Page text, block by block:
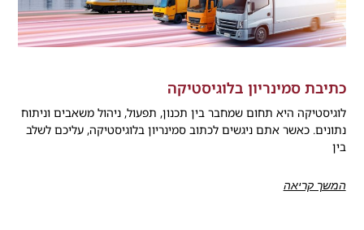
כתיבת סמינריון בלוגיסטיקה
לוגיסטיקה היא תחום שמחבר בין תכנון, תפעול, ניהול משאבים וניתוח
נתונים. כאשר אתם ניגשים לכתוב סמינריון בלוגיסטיקה, עליכם לשלב
בין
המשך קריאה